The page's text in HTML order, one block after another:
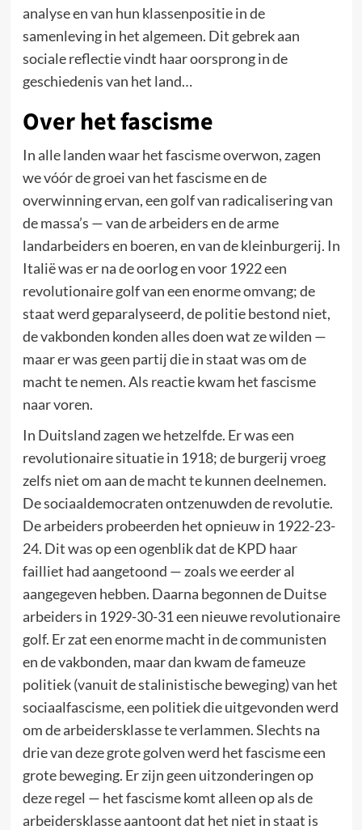
analyse en van hun klassenpositie in de
samenleving in het algemeen. Dit gebrek aan
sociale reflectie vindt haar oorsprong in de
geschiedenis van het land…
Over het fascisme
In alle landen waar het fascisme overwon, zagen
we vóór de groei van het fascisme en de
overwinning ervan, een golf van radicalisering van
de massa’s — van de arbeiders en de arme
landarbeiders en boeren, en van de kleinburgerij. In
Italië was er na de oorlog en voor 1922 een
revolutionaire golf van een enorme omvang; de
staat werd geparalyseerd, de politie bestond niet,
de vakbonden konden alles doen wat ze wilden —
maar er was geen partij die in staat was om de
macht te nemen. Als reactie kwam het fascisme
naar voren.
In Duitsland zagen we hetzelfde. Er was een
revolutionaire situatie in 1918; de burgerij vroeg
zelfs niet om aan de macht te kunnen deelnemen.
De sociaaldemocraten ontzenuwden de revolutie.
De arbeiders probeerden het opnieuw in 1922-23-
24. Dit was op een ogenblik dat de KPD haar
failliet had aangetoond — zoals we eerder al
aangegeven hebben. Daarna begonnen de Duitse
arbeiders in 1929-30-31 een nieuwe revolutionaire
golf. Er zat een enorme macht in de communisten
en de vakbonden, maar dan kwam de fameuze
politiek (vanuit de stalinistische beweging) van het
sociaalfascisme, een politiek die uitgevonden werd
om de arbeidersklasse te verlammen. Slechts na
drie van deze grote golven werd het fascisme een
grote beweging. Er zijn geen uitzonderingen op
deze regel — het fascisme komt alleen op als de
arbeidersklasse aantoont dat het niet in staat is